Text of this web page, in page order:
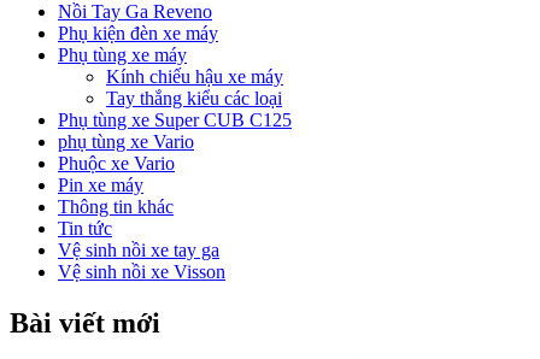
Nồi Tay Ga Reveno
Phụ kiện đèn xe máy
Phụ tùng xe máy
Kính chiếu hậu xe máy
Tay thắng kiểu các loại
Phụ tùng xe Super CUB C125
phụ tùng xe Vario
Phuộc xe Vario
Pin xe máy
Thông tin khác
Tin tức
Vệ sinh nồi xe tay ga
Vệ sinh nồi xe Visson
Bài viết mới